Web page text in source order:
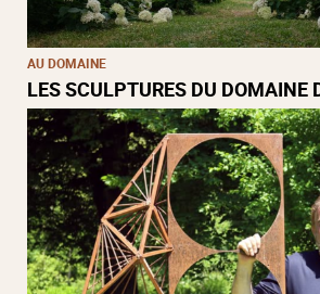
AU DOMAINE
LES SCULPTURES DU DOMAINE